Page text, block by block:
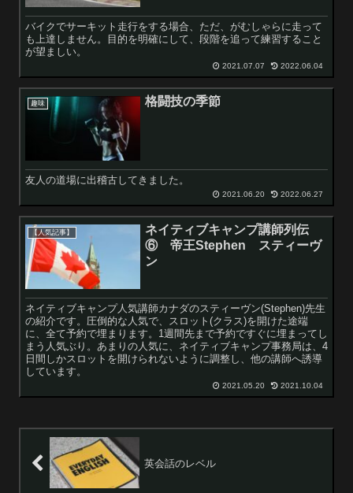
バイクでサーキット走行をする場合、ただ、がむしゃらに走って
も上達しません。目的を明確にして、段階を追って練習すること
が望ましい。
2021.07.07 2022.06.04
趣味 格闘技の季節
友人の道場に出稽古してきました。
2021.06.20 2022.06.27
【人気記事】
ネイティブキャンプ講師列伝
⑥ 帝王Stephen スティーヴ
ン
ネイティブキャンプ人気講師カナダのスティーヴン(Stephen)先生
の紹介です。圧倒的な人気で、スロット(クラス)を開けた途端
に、全て予約で埋まります。1週間先まで予約ですぐに埋まってし
まう人気ぶり。あまりの人気に、ネイティブキャンプ事務局は、4
日間しかスロットを開けられないように調整し、他の講師へ誘導
しています。
2021.05.20 2021.10.04
英会話のレベル